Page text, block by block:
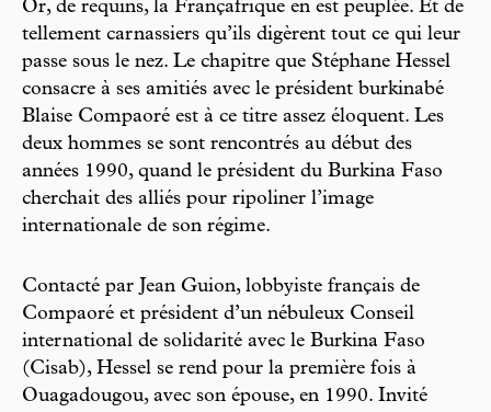
Or, de requins, la Françafrique en est peuplée. Et de
tellement carnassiers qu’ils digèrent tout ce qui leur
passe sous le nez. Le chapitre que Stéphane Hessel
consacre à ses amitiés avec le président burkinabé
Blaise Compaoré est à ce titre assez éloquent. Les
deux hommes se sont rencontrés au début des
années 1990, quand le président du Burkina Faso
cherchait des alliés pour ripoliner l’image
internationale de son régime.
Contacté par Jean Guion, lobbyiste français de
Compaoré et président d’un nébuleux Conseil
international de solidarité avec le Burkina Faso
(Cisab), Hessel se rend pour la première fois à
Ouagadougou, avec son épouse, en 1990. Invité